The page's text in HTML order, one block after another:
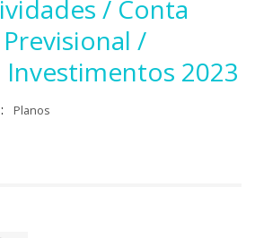
/ Conta
/
2023
Planos